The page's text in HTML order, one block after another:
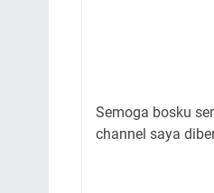
Semoga bosku
channel saya